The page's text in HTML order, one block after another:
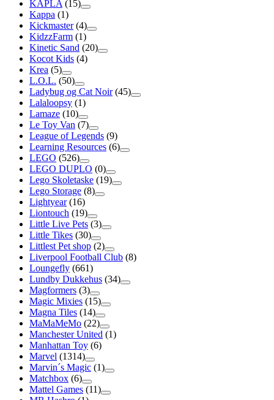
KAPLA (15)
Kappa (1)
Kickmaster (4)
KidzzFarm (1)
Kinetic Sand (20)
Kocot Kids (4)
Krea (5)
L.O.L. (50)
Ladybug og Cat Noir (45)
Lalaloopsy (1)
Lamaze (10)
Le Toy Van (7)
League of Legends (9)
Learning Resources (6)
LEGO (526)
LEGO DUPLO (0)
Lego Skoletaske (19)
Lego Storage (8)
Lightyear (16)
Liontouch (19)
Little Live Pets (3)
Little Tikes (30)
Littlest Pet shop (2)
Liverpool Football Club (8)
Loungefly (661)
Lundby Dukkehus (34)
Magformers (3)
Magic Mixies (15)
Magna Tiles (14)
MaMaMeMo (22)
Manchester United (1)
Manhattan Toy (6)
Marvel (1314)
Marvin´s Magic (1)
Matchbox (6)
Mattel Games (11)